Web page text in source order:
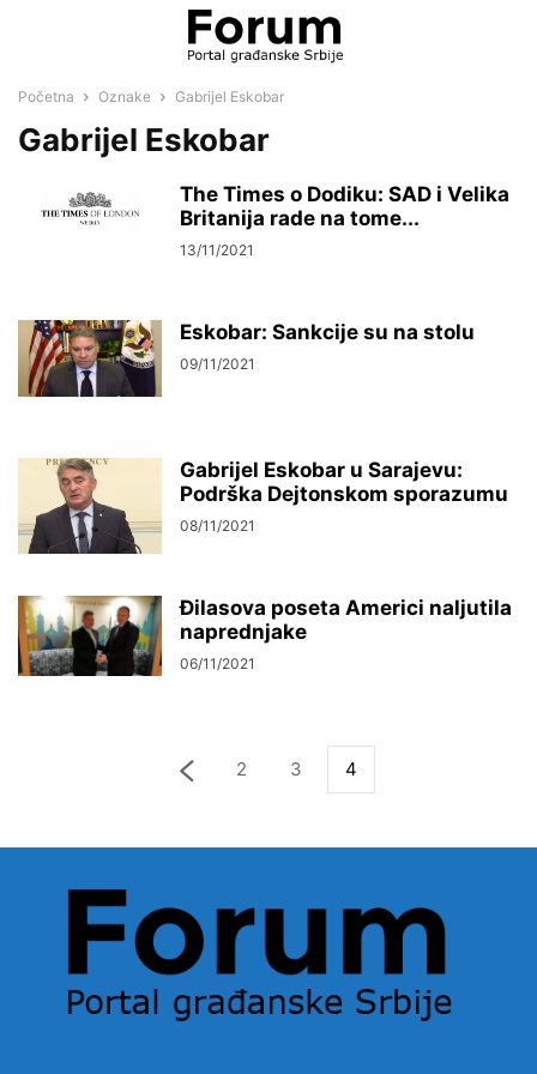
Početna Oznake Gabrijel Eskobar
Gabrijel Eskobar
The Times o Dodiku: SAD i Velika
Britanija rade na tome...
13/11/2021
Eskobar: Sankcije su na stolu
09/11/2021
Gabrijel Eskobar u Sarajevu:
Podrška Dejtonskom sporazumu
08/11/2021
Đilasova poseta Americi naljutila
naprednjake
06/11/2021
2 3 4